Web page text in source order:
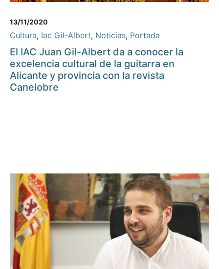
13/11/2020
Cultura, Iac Gil-Albert, Noticias, Portada
El IAC Juan Gil-Albert da a conocer la
excelencia cultural de la guitarra en
Alicante y provincia con la revista
Canelobre